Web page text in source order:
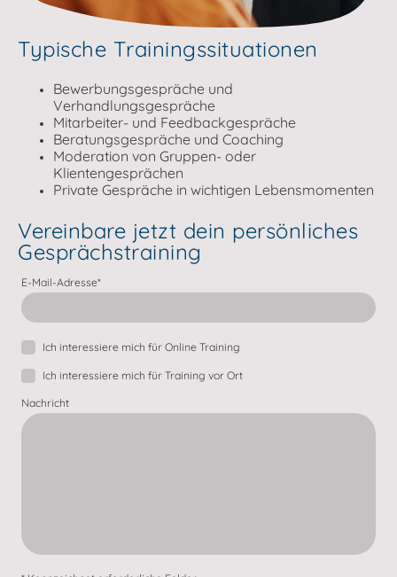
Typische Trainingssituationen
Bewerbungsgespräche und
Verhandlungsgespräche
Mitarbeiter- und Feedbackgespräche
Beratungsgespräche und Coaching
Moderation von Gruppen- oder
Klientengesprächen
Private Gespräche in wichtigen Lebensmomenten
Vereinbare jetzt dein persönliches
Gesprächstraining
E-Mail-Adresse*
Ich interessiere mich für Online Training
Ich interessiere mich für Training vor Ort
Nachricht